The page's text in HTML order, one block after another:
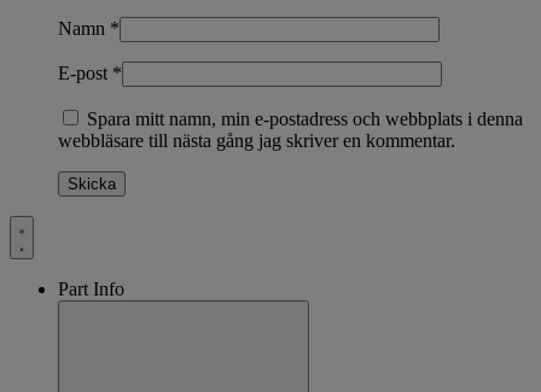
Namn *
E-post *
Spara mitt namn, min e-postadress och webbplats i denna
webbläsare till nästa gång jag skriver en kommentar.
Part Info